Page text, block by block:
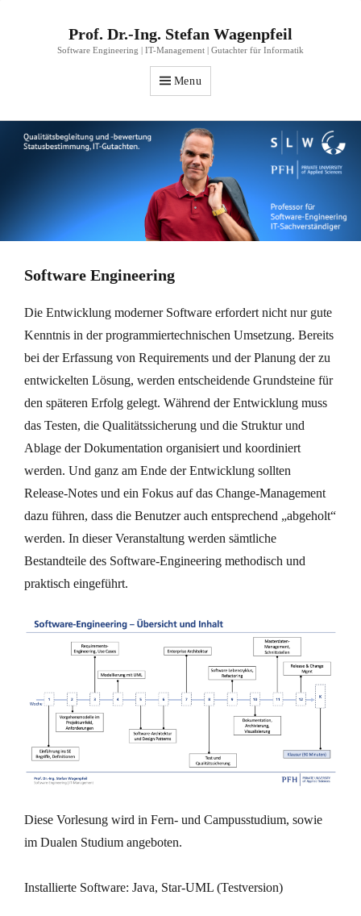
Prof. Dr.-Ing. Stefan Wagenpfeil
Software Engineering | IT-Management | Gutachter für Informatik
Menu
Software Engineering
Die Entwicklung moderner Software erfordert nicht nur gute
Kenntnis in der programmiertechnischen Umsetzung. Bereits
bei der Erfassung von Requirements und der Planung der zu
entwickelten Lösung, werden entscheidende Grundsteine für
den späteren Erfolg gelegt. Während der Entwicklung muss
das Testen, die Qualitätssicherung und die Struktur und
Ablage der Dokumentation organisiert und koordiniert
werden. Und ganz am Ende der Entwicklung sollten
Release-Notes und ein Fokus auf das Change-Management
dazu führen, dass die Benutzer auch entsprechend „abgeholt“
werden. In dieser Veranstaltung werden sämtliche
Bestandteile des Software-Engineering methodisch und
praktisch eingeführt.
Diese Vorlesung wird in Fern- und Campusstudium, sowie
im Dualen Studium angeboten.
Installierte Software: Java, Star-UML (Testversion)